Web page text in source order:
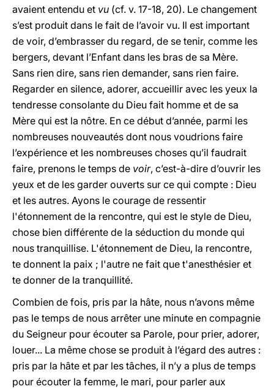
avaient entendu et vu (cf. v. 17-18, 20). Le changement
s’est produit dans le fait de l’avoir vu. Il est important
de voir, d’embrasser du regard, de se tenir, comme les
bergers, devant l’Enfant dans les bras de sa Mère.
Sans rien dire, sans rien demander, sans rien faire.
Regarder en silence, adorer, accueillir avec les yeux la
tendresse consolante du Dieu fait homme et de sa
Mère qui est la nôtre. En ce début d’année, parmi les
nombreuses nouveautés dont nous voudrions faire
l’expérience et les nombreuses choses qu’il faudrait
faire, prenons le temps de voir, c’est-à-dire d’ouvrir les
yeux et de les garder ouverts sur ce qui compte : Dieu
et les autres. Ayons le courage de ressentir
l'étonnement de la rencontre, qui est le style de Dieu,
chose bien différente de la séduction du monde qui
nous tranquillise. L'étonnement de Dieu, la rencontre,
te donnent la paix ; l'autre ne fait que t'anesthésier et
te donner de la tranquillité.
Combien de fois, pris par la hâte, nous n’avons même
pas le temps de nous arrêter une minute en compagnie
du Seigneur pour écouter sa Parole, pour prier, adorer,
louer... La même chose se produit à l’égard des autres :
pris par la hâte et par les tâches, il n’y a plus de temps
pour écouter la femme, le mari, pour parler aux